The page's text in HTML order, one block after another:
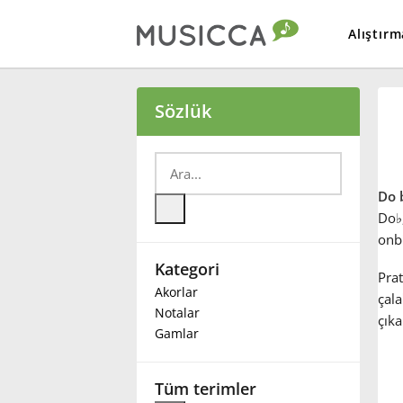
Български
Deutsch
Español
Sözlük
Kategori
Akorlar
Notalar
Gamlar
Tüm terimler
Do
Do♭